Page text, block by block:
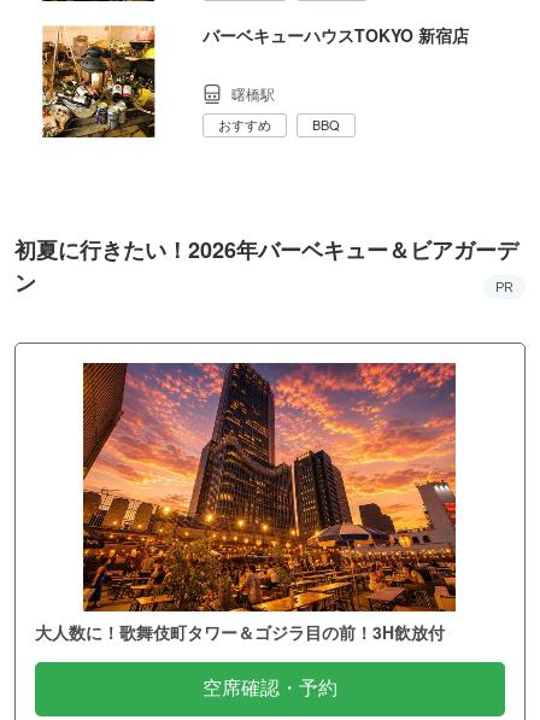
バーベキューハウスTOKYO 新宿店
曙橋駅
おすすめ BBQ
初夏に行きたい！2026年バーベキュー＆ビアガーデ
ン
PR
大人数に！歌舞伎町タワー＆ゴジラ目の前！3H飲放付
空席確認・予約